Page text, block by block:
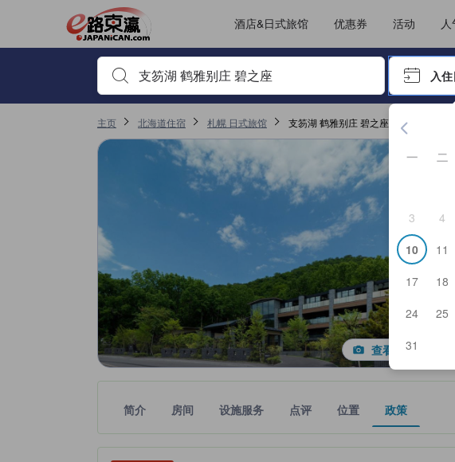
酒店&日式旅馆 优惠券 活动
输入住宿名或关键词以搜索，使用箭头或 tab 键以移动，点击 Enter 键以选择
入
按 Enter 键
一 二
3
4
10
11
17
18
24
25
31
主页 北海道住宿 札幌 日式旅馆 支笏湖 鹤雅别庄 碧之座预订
查看全部图片
简介 房间 设施服务 点评 位置 政策
tooltip
tooltip
金色星星表示的等级信息由合作第三方平台提供，仅作为住宿舒适度、
JAPANiCAN上的点评均来自于真实用户，个人评价在完成预订和入住后才能顺利提交，从
房间舒适度评分 5，满分 5，是札幌的高分
服务评分 5，满分 5，是札幌的高分
位置评分 4，满分 5，是札幌的高分
其它设施服务评分 4，满分 5，是札幌的高分